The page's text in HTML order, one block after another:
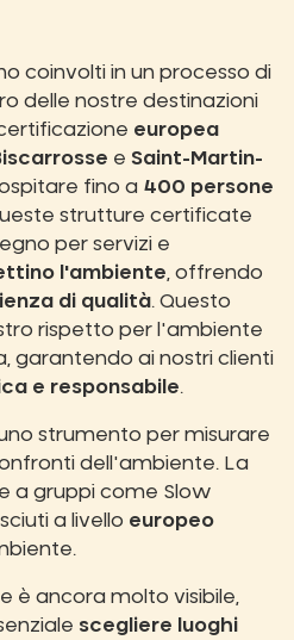
coinvolti in un processo di
delle nostre destinazioni
europea
e Saint-Martin-
fino a 400 persone
strutture certificate
per servizi e
l'ambiente , offrendo
di qualità. Questo
rispetto per l'ambiente
garantendo ai nostri clienti
e responsabile.
strumento per misurare
dell'ambiente. La
a gruppi come Slow
a livello europeo
è ancora molto visibile,
scegliere luoghi